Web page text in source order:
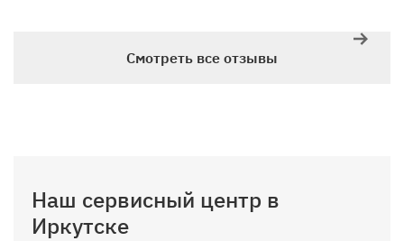
Смотреть все отзывы
Наш сервисный центр в
Иркутске